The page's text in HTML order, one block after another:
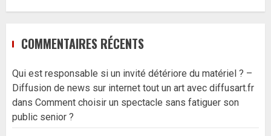
COMMENTAIRES RÉCENTS
Qui est responsable si un invité détériore du matériel ? –
Diffusion de news sur internet tout un art avec diffusart.fr
dans Comment choisir un spectacle sans fatiguer son
public senior ?